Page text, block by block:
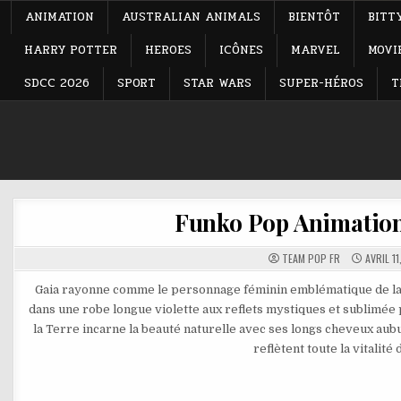
ANIMATION AUSTRALIAN ANIMALS BIENTÔT
HARRY POTTER
HEROES ICÔNES MARVEL
SDCC 2026
SPORT STAR WARS SUPER-HÉROS
Funko Pop
TEAM POP FR AVRIL
Gaia rayonne comme le personnage féminin emblématique de
dans une robe longue violette aux reflets mystiques et
la Terre incarne la beauté naturelle avec ses longs cheveux
reflètent toute la vitalité